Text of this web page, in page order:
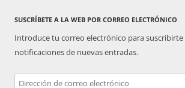
SUSCRÍBETE A LA WEB POR CORREO ELECTRÓNICO
Introduce tu correo electrónico para suscribirte
notificaciones de nuevas entradas.
Dirección